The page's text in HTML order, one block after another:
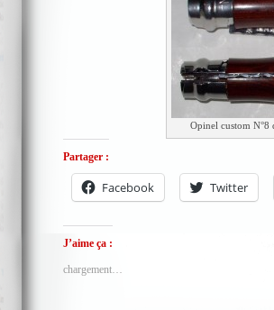
Opinel custom
Partager :
Facebook Twitter
J’aime ça :
chargement…